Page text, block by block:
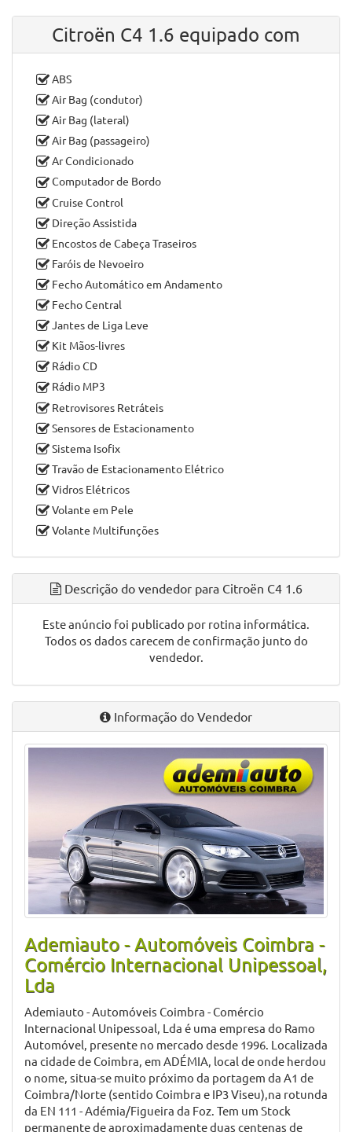
Citroën C4 1.6 equipado com
ABS
Air Bag (condutor)
Air Bag (lateral)
Air Bag (passageiro)
Ar Condicionado
Computador de Bordo
Cruise Control
Direção Assistida
Encostos de Cabeça Traseiros
Faróis de Nevoeiro
Fecho Automático em Andamento
Fecho Central
Jantes de Liga Leve
Kit Mãos-livres
Rádio CD
Rádio MP3
Retrovisores Retráteis
Sensores de Estacionamento
Sistema Isofix
Travão de Estacionamento Elétrico
Vidros Elétricos
Volante em Pele
Volante Multifunções
Descrição do vendedor para Citroën C4 1.6
Este anúncio foi publicado por rotina informática.
Todos os dados carecem de confirmação junto do
vendedor.
Informação do Vendedor
Ademiauto - Automóveis Coimbra -
Comércio Internacional Unipessoal,
Lda
Ademiauto - Automóveis Coimbra - Comércio
Internacional Unipessoal, Lda é uma empresa do Ramo
Automóvel, presente no mercado desde 1996. Localizada
na cidade de Coimbra, em ADÉMIA, local de onde herdou
o nome, situa-se muito próximo da portagem da A1 de
Coimbra/Norte (sentido Coimbra e IP3 Viseu),na rotunda
da EN 111 - Adémia/Figueira da Foz. Tem um Stock
permanente de aproximadamente duas centenas de